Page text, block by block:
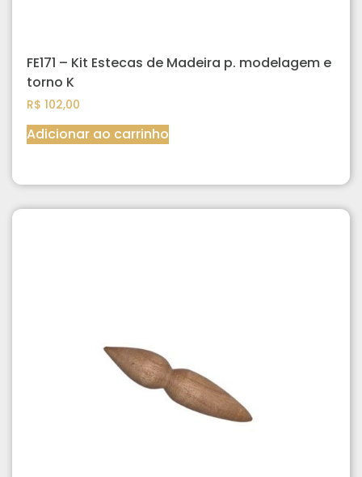
FE171 – Kit Estecas de Madeira p. modelagem e
torno K
R$ 102,00
Adicionar ao carrinho